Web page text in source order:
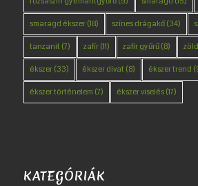
smaragd ékszer(18) színes drágakő(34)
tanzanit (7) zafír(11) zafír gyűrű(8)
ékszer(33) ékszer divat (8) ékszer trend
ékszer történelem (7) ékszer viselés(17)
KATEGÓRIÁK